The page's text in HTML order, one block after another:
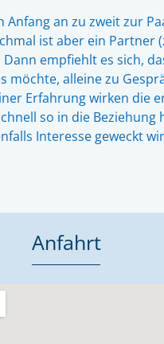
Anfang an zu zweit zur
ist aber ein Partner
empfiehlt es sich,
möchte, alleine zu
Erfahrung wirken die
so in die Beziehung
Interesse geweckt
Anfahrt